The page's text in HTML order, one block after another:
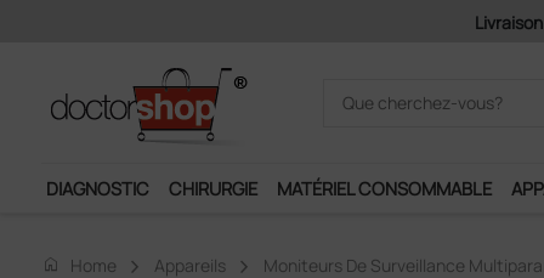
DIAGNOSTIC CHIRURGIE MATÉRIEL CONSOMMABLE
home Home Appareils Moniteurs De Surveillance